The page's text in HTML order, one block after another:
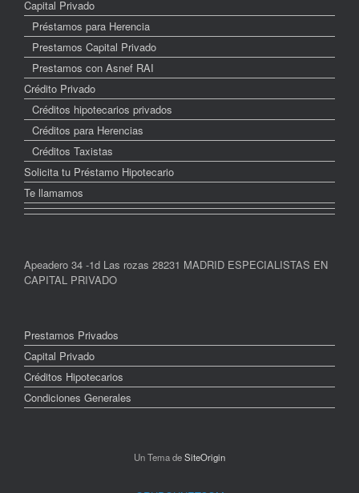
Capital Privado
Préstamos para Herencia
Prestamos Capital Privado
Prestamos con Asnef RAI
Crédito Privado
Créditos hipotecarios privados
Créditos para Herencias
Créditos Taxistas
Solicita tu Préstamo Hipotecario
Te llamamos
Apeadero 34 -1d Las rozas 28231 MADRID ESPECIALISTAS EN
CAPITAL PRIVADO
Prestamos Privados
Capital Privado
Créditos Hipotecarios
Condiciones Generales
Un Tema deSiteOrigin